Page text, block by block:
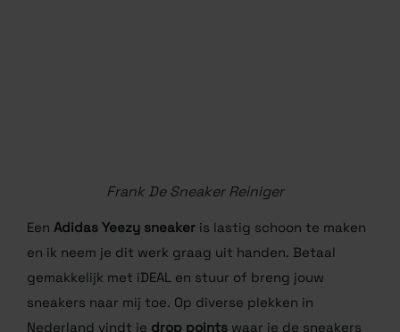
Frank De Sneaker Reiniger
EenAdidas Yeezy sneaker is lastig schoon te maken
en ik neem je dit werk graag uit handen. Betaal